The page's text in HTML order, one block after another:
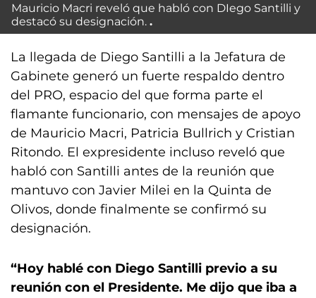
Mauricio Macri reveló que habló con DIego Santilli y
destacó su designación.
La llegada de Diego Santilli a la Jefatura de
Gabinete generó un fuerte respaldo dentro
del PRO, espacio del que forma parte el
flamante funcionario, con mensajes de apoyo
de Mauricio Macri, Patricia Bullrich y Cristian
Ritondo. El expresidente incluso reveló que
habló con Santilli antes de la reunión que
mantuvo con Javier Milei en la Quinta de
Olivos, donde finalmente se confirmó su
designación.
“Hoy hablé con Diego Santilli previo a su
reunión con el Presidente. Me dijo que iba a